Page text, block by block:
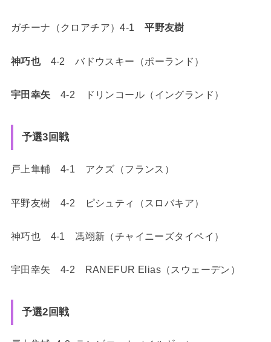
ガチーナ（クロアチア）4-1平野友樹
神巧也4-2 バドウスキー（ポーランド）
宇田幸矢 4-2 ドリンコール（イングランド）
予選3回戦
戸上隼輔 4-1 アクズ（フランス）
平野友樹 4-2 ピシュティ（スロバキア）
神巧也 4-1 馮翊新（チャイニーズタイペイ）
宇田幸矢 4-2 RANEFUR Elias（スウェーデン）
予選2回戦